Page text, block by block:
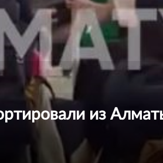
из